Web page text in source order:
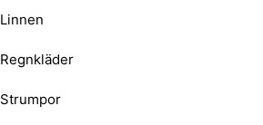
Linnen
Regnkläder
Strumpor